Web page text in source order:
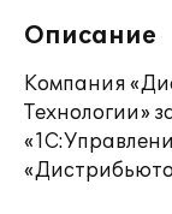
Описание
Компания
Технологии»